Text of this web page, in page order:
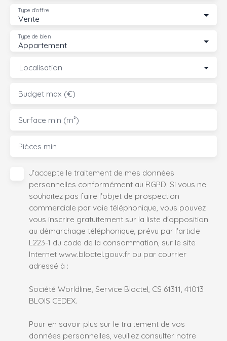
Vente
Type d'offre
Appartement
Type de bien
Localisation
Budget max (€)
Surface min (m²)
Pièces min
J'accepte le traitement de mes données
personnelles conformément au RGPD. Si vous ne
souhaitez pas faire l'objet de prospection
commerciale par voie téléphonique, vous pouvez
vous inscrire gratuitement sur la liste d'opposition
au démarchage téléphonique, prévu par l'article
L223-1 du code de la consommation, sur le site
Internet www.bloctel.gouv.fr ou par courrier
adressé à :
Société Worldline, Service Bloctel, CS 61311, 41013
BLOIS CEDEX.
Pour en savoir plus sur le traitement de vos
données personnelles, veuillez consulter notre